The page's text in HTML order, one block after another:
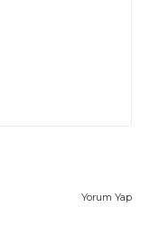
Yorum Yap